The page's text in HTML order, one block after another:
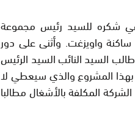
شكره للسيد رئيس مجموعة
ساكنة واويزغت. وأثنى على دور
السيد النائب السيد الرئيس
بهذا المشروع والذي سيعطي لا
المكلفة بالأشغال مطالبا